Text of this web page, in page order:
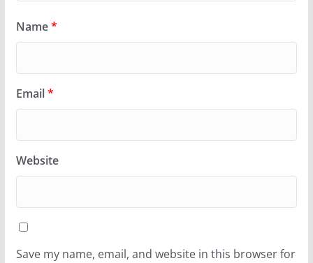
Name*
Email*
Website
Save my name, email, and website in this browser for